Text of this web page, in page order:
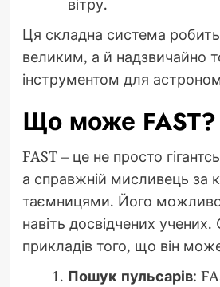
Ця складна система
великим, а й надзвичайно
інструментом для
Що може FAST?
FAST – це не просто
а справжній мисливець за
таємницями. Його
навіть досвідчених
прикладів того, що він
Пошук пульсарів: